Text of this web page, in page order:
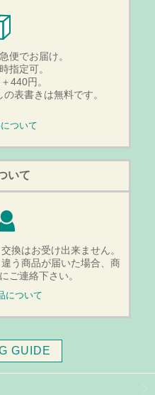
便でお届け。
指定可。
440円。
表書きは無料です。
ついて
いて
換はお受け出来ません。
う商品が届いた場合、商
ご連絡下さい。
について
GUIDE